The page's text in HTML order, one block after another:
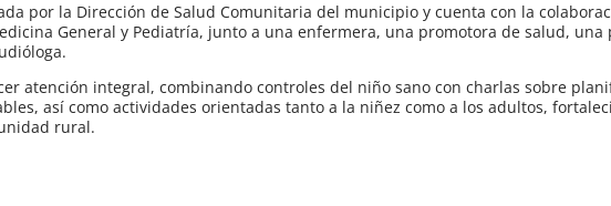
por la Dirección de Salud Comunitaria del municipio y cuenta con la
General y Pediatría, junto a una enfermera, una promotora de salud, una
atención integral, combinando controles del niño sano con charlas sobre
así como actividades orientadas tanto a la niñez como a los adultos,
rural.